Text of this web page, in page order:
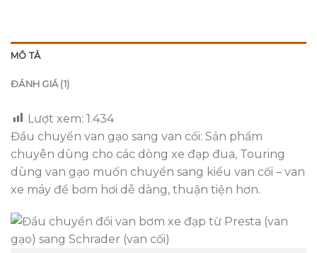
MÔ TẢ
ĐÁNH GIÁ (1)
Lượt xem: 1.434
Đầu chuyển van gạo sang van cối: Sản phẩm
chuyên dùng cho các dòng xe đạp đua, Touring
dùng van gạo muốn chuyển sang kiểu van cối – van
xe máy để bơm hơi dễ dàng, thuận tiện hơn.